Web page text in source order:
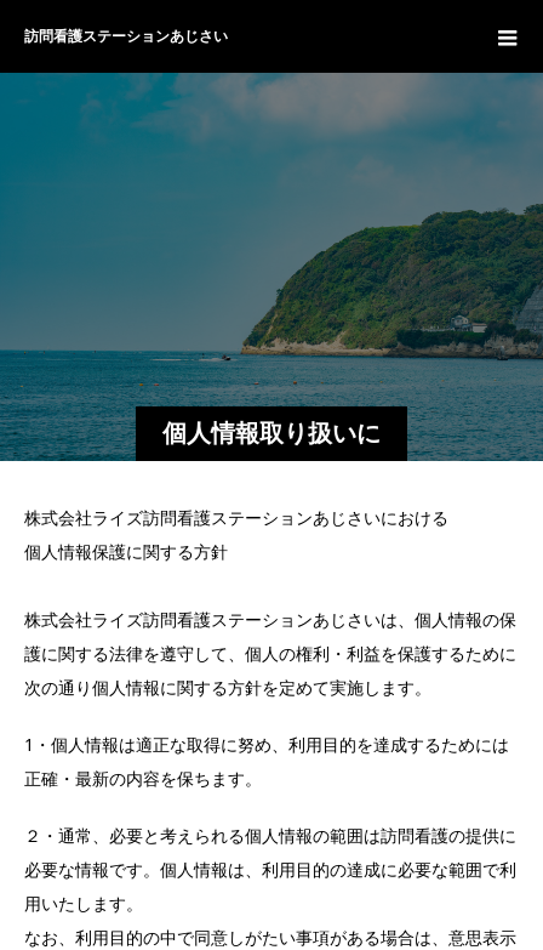
訪問看護ステーションあじさい
個人情報取り扱いに
株式会社ライズ訪問看護ステーションあじさいにおける
個人情報保護に関する方針
株式会社ライズ訪問看護ステーションあじさいは、個人情報の保
護に関する法律を遵守して、個人の権利・利益を保護するために
次の通り個人情報に関する方針を定めて実施します。
1・個人情報は適正な取得に努め、利用目的を達成するためには
正確・最新の内容を保ちます。
２・通常、必要と考えられる個人情報の範囲は訪問看護の提供に
必要な情報です。個人情報は、利用目的の達成に必要な範囲で利
用いたします。
なお、利用目的の中で同意しがたい事項がある場合は、意思表示